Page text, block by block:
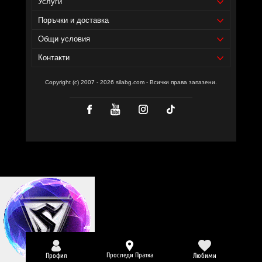
силиконов диоксид и органично сусамово олио
СИЛА БГ Тийм!
Доставчик на продукта - И фудс ЕООД.
Уебсайт на производителя -
Поръчки и доставка
Общи условия
Контакти
Copyright (c) 2007 - 2026 silabg.com - Всички права запазени.
Профил Проследи Пратка Любими